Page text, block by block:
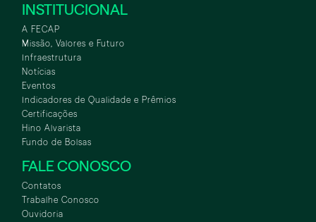
INSTITUCIONAL
A FECAP
Missão, Valores e Futuro
Infraestrutura
Notícias
Eventos
Indicadores de Qualidade e Prêmios
Certificações
Hino Alvarista
Fundo de Bolsas
FALE CONOSCO
Contatos
Trabalhe Conosco
Ouvidoria